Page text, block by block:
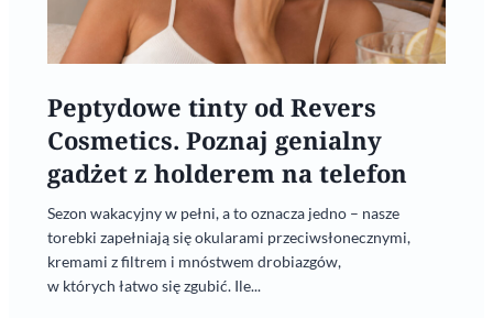
Peptydowe tinty od Revers
Cosmetics. Poznaj genialny
gadżet z holderem na telefon
Sezon wakacyjny w pełni, a to oznacza jedno – nasze
torebki zapełniają się okularami przeciwsłonecznymi,
kremami z filtrem i mnóstwem drobiazgów,
w których łatwo się zgubić. Ile...